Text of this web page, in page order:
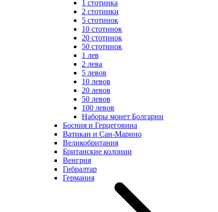
1 стотинка
2 стотинки
5 стотинок
10 стотинок
20 стотинок
50 стотинок
1 лев
2 лева
5 левов
10 левов
20 левов
50 левов
100 левов
Наборы монет Болгарии
Босния и Герцеговина
Ватикан и Сан-Марино
Великобритания
Британские колонии
Венгрия
Гибралтар
Германия